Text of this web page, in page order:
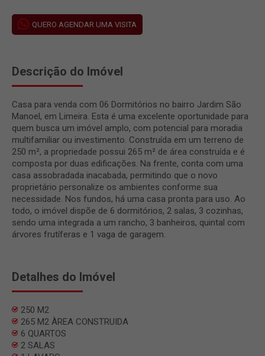
QUERO AGENDAR UMA VISITA
Descrição do Imóvel
Casa para venda com 06 Dormitórios no bairro Jardim São
Manoel, em Limeira. Esta é uma excelente oportunidade para
quem busca um imóvel amplo, com potencial para moradia
multifamiliar ou investimento. Construída em um terreno de
250 m², a propriedade possui 265 m² de área construída e é
composta por duas edificações. Na frente, conta com uma
casa assobradada inacabada, permitindo que o novo
proprietário personalize os ambientes conforme sua
necessidade. Nos fundos, há uma casa pronta para uso. Ao
todo, o imóvel dispõe de 6 dormitórios, 2 salas, 3 cozinhas,
sendo uma integrada a um rancho, 3 banheiros, quintal com
árvores frutíferas e 1 vaga de garagem.
Detalhes do Imóvel
250 M2
265 M2 ÀREA CONSTRUIDA
6 QUARTOS
2 SALAS